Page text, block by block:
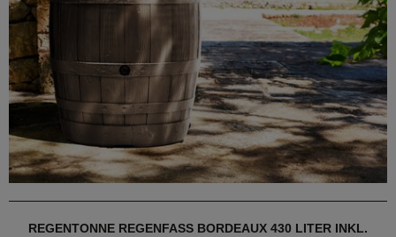
REGENTONNE REGENFASS BORDEAUX 430 LITER INKL.